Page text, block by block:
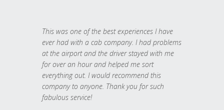
This was one of the best experiences I have
ever had with a cab company. I had problems
at the airport and the driver stayed with me
for over an hour and helped me sort
everything out. I would recommend this
company to anyone. Thank you for such
fabulous service!